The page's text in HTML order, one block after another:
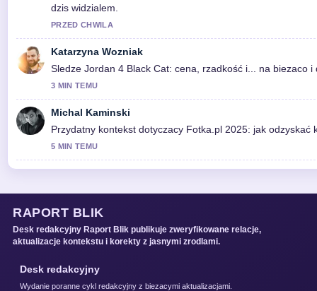
dzis widzialem.
PRZED CHWILA
Katarzyna Wozniak
Sledze Jordan 4 Black Cat: cena, rzadkość i... na biezaco
3 MIN TEMU
Michal Kaminski
Przydatny kontekst dotyczacy Fotka.pl 2025: jak
5 MIN TEMU
RAPORT BLIK
Desk redakcyjny Raport Blik publikuje zweryfikowane relacje,
aktualizacje kontekstu i korekty z jasnymi zrodlami.
Desk redakcyjny
Wydanie poranne cykl redakcyjny z biezacymi aktualizacjami.